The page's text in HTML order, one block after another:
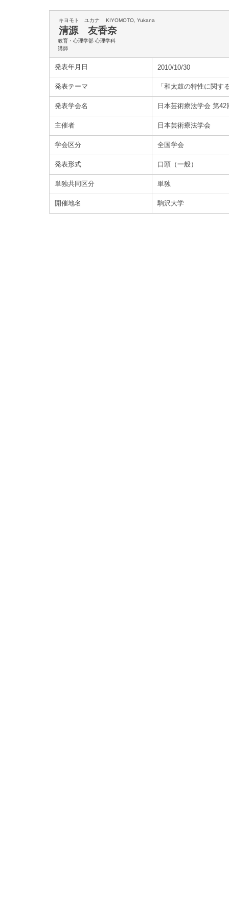
キヨモト ユカナ KIYOMOTO, Yukana
清源 友香奈
教育・心理学部 心理学科
講師
発表年月日 2010/10/30
発表テーマ 「和太鼓の特性に関す
発表学会名 日本芸術療法学会 第42
主催者 日本芸術療法学会
学会区分 全国学会
発表形式 口頭（一般）
単独共同区分 単独
開催地名 駒沢大学